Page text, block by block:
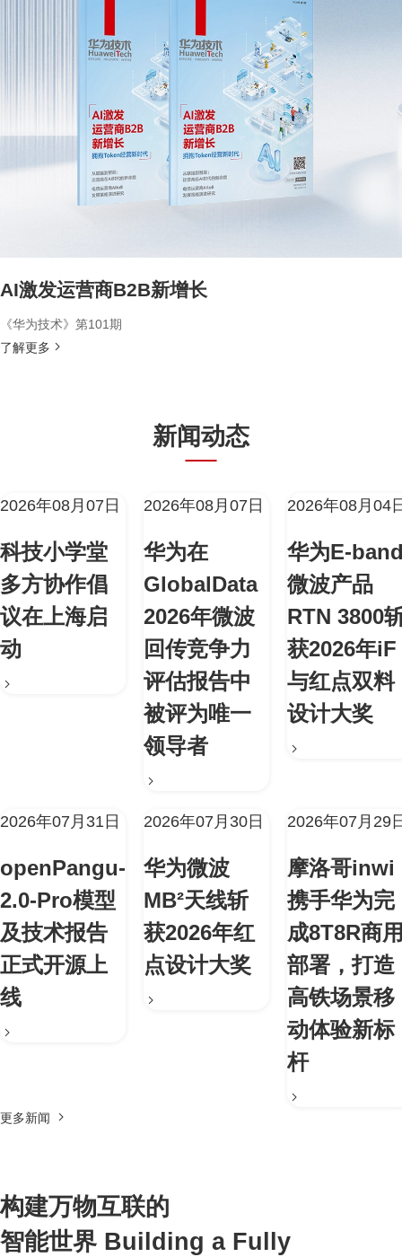
AI激发运营商B2B新增长
《华为技术》第101期
了解更多
新闻动态
2026年08月07日
科技小学堂
多方协作倡
议在上海启
动
2026年08月07日
华为在
GlobalData
2026年微波
回传竞争力
评估报告中
被评为唯一
领导者
2026年08月04
华为E-
微波产品
RTN 3800
获2026年iF
与红点双料
设计大奖
2026年07月31日
openPangu-
2.0-Pro模型
及技术报告
正式开源上
线
2026年07月30日
华为微波
MB²天线斩
获2026年红
点设计大奖
2026年07月29
摩洛哥inwi
携手华为完
成8T8R商
部署，打造
高铁场景移
动体验新标
杆
更多新闻
构建万物互联的
智能世界 Building a Fully